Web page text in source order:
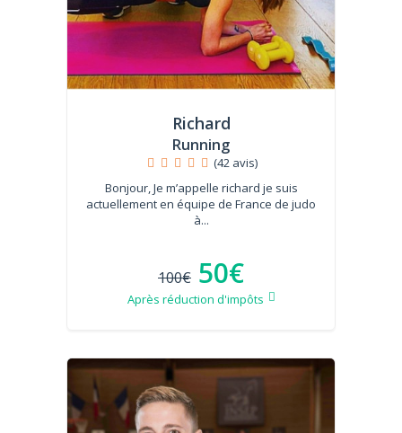
Richard
Running
(42 avis)
Bonjour, Je m’appelle richard je suis
actuellement en équipe de France de judo
à...
100€ 50€
Après réduction d'impôts